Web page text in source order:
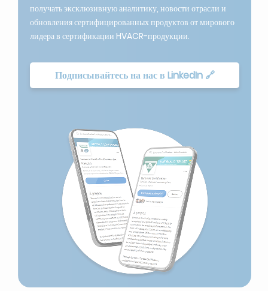
обновления сертифицированных продуктов от мирового
лидера в сертификации HVACR-продукции.
Подписывайтесь на нас в LinkedIn 🔗